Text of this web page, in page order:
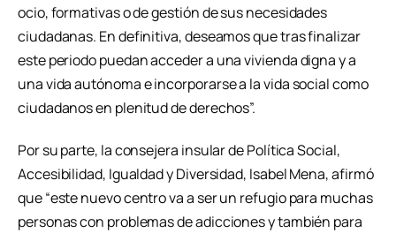
ocio, formativas o de gestión de sus necesidades
ciudadanas. En definitiva, deseamos que tras finalizar
este periodo puedan acceder a una vivienda digna y a
una vida autónoma e incorporarse a la vida social como
ciudadanos en plenitud de derechos”.
Por su parte, la consejera insular de Política Social,
Accesibilidad, Igualdad y Diversidad, Isabel Mena, afirmó
que “este nuevo centro va a ser un refugio para muchas
personas con problemas de adicciones y también para